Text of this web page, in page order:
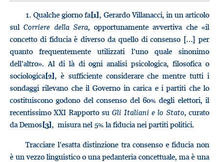
1. Qualche giorno fa[1], Gerardo Villanacci, in un articolo
sulCorriere della Sera, opportunamente avvertiva che «il
concetto di fiducia è diverso da quello di consenso […] per
quanto frequentemente utilizzati l’uno quale sinonimo
dell’altro». Al di là di ogni analisi psicologica, filosofica o
sociologica[2], è sufficiente considerare che mentre tutti i
sondaggi rilevano che il Governo in carica e i partiti che lo
costituiscono godono del consenso del 60% degli elettori, il
recentissimo XXI Rapporto suGli Italiani e lo Stato, curato
da Demos[3], misura nel 5% la fiducia nei partiti politici.
Tracciare l’esatta distinzione tra consenso e fiducia non
è un vezzo linguistico o una pedanteria concettuale, ma è una